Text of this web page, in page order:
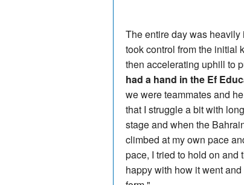
The entire day was
took control from the initial
then accelerating uphill to
had a hand in the Ef
we were teammates and
that I struggle a bit with
stage and when the
climbed at my own pace
pace, I tried to hold on and
happy with how it went